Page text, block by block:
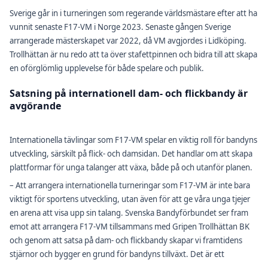
Sverige går in i turneringen som regerande världsmästare efter att ha
vunnit senaste F17-VM i Norge 2023. Senaste gången Sverige
arrangerade mästerskapet var 2022, då VM avgjordes i Lidköping.
Trollhättan är nu redo att ta över stafettpinnen och bidra till att skapa
en oförglömlig upplevelse för både spelare och publik.
Satsning på internationell dam- och flickbandy är
avgörande
Internationella tävlingar som F17-VM spelar en viktig roll för bandyns
utveckling, särskilt på flick- och damsidan. Det handlar om att skapa
plattformar för unga talanger att växa, både på och utanför planen.
– Att arrangera internationella turneringar som F17-VM är inte bara
viktigt för sportens utveckling, utan även för att ge våra unga tjejer
en arena att visa upp sin talang. Svenska Bandyförbundet ser fram
emot att arrangera F17-VM tillsammans med Gripen Trollhättan BK
och genom att satsa på dam- och flickbandy skapar vi framtidens
stjärnor och bygger en grund för bandyns tillväxt. Det är ett